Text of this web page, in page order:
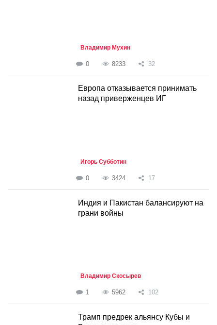
Владимир Мухин
0 8233 32
Европа отказывается принимать
назад приверженцев ИГ
Игорь Субботин
0 3424 17
Индия и Пакистан балансируют на
грани войны
Владимир Скосырев
1 5962 102
Трамп предрек альянсу Кубы и